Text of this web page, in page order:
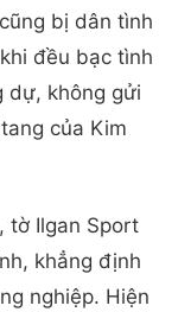
bị dân tình
đều bạc tình
dự, không gửi
của Kim
tờ Ilgan Sport
khẳng định
nghiệp. Hiện